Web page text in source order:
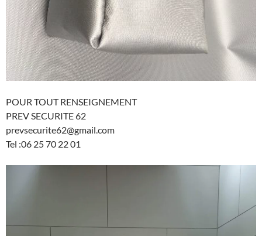
POUR TOUT RENSEIGNEMENT
PREV SECURITE 62
prevsecurite62@gmail.com
Tel :06 25 70 22 01